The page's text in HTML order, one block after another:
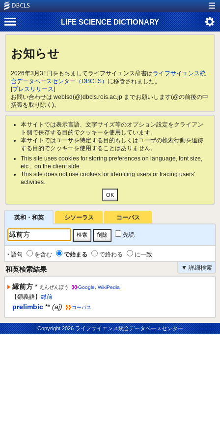
LIFE SCIENCE DICTIONARY
お知らせ
2026年3月31日をもちましてライフサイエンス辞書はライフサイエンス統
合データベースセンター（DBCLS） に移管されました。
[プレスリリース]
お問い合わせは weblsd(@)dbcls.rois.ac.jp までお願いします(@の前後の中
括弧を取り除く)。
本サイトでは表示言語、文字サイズ等のオプション設定をクライアン
ト側で保存する目的でクッキーを使用しています。
本サイトではユーザを特定する目的もしくはユーザの検索行動を追跡
する目的でクッキーを使用することはありません。
This site uses cookies for storing preferences on language, font size,
etc... on the client side.
This site does not use cookies for identifing users or tracing users'
activities.
英和・和英 シソーラス コーパス
先読
‣ 語句 を含む で始まる で終わる
に一致
▼ 詳細検索
和英検索結果
縁前方 * えんぜんぽう Google WikiPedia
【類義語】 縁前
prelimbic ** (aj) コーパス
Copyright2026 ライフサイエンス統合データベースセンター